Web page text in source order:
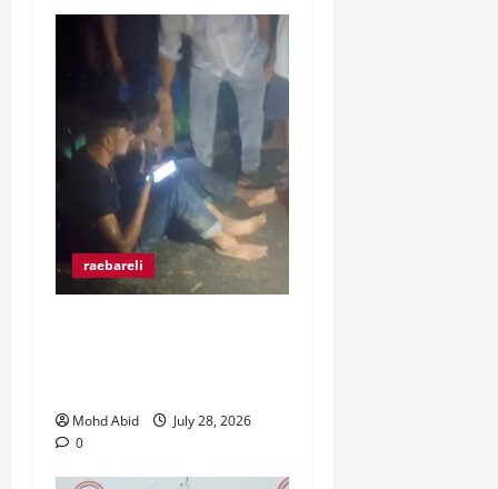
raebareli
Mohd Abid
July 28, 2026
0